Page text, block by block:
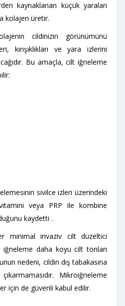
kaynaklanan küçük yaraları
kolajen üretir.
cildinizin görünümünü
kırışıklıkları ve yara izlerini
Bu amaçla, cilt iğneleme
sivilce izleri üzerindeki
veya PRP ile kombine
kaydetti .
minimal invaziv cilt düzeltici
daha koyu cilt tonları
nedeni, cildin dış tabakasına
Mikroiğneleme
için de güvenli kabul edilir.